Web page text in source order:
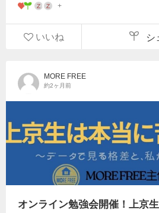
いいね シ
MORE FREE
約2ヶ月前
オンライン勉強会開催！上京